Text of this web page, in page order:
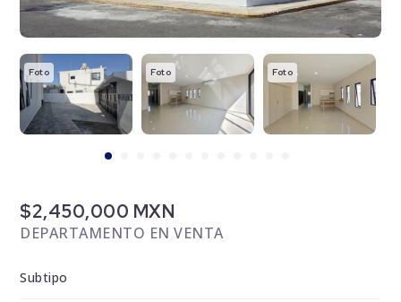
Foto Foto Foto
$2,450,000 MXN
DEPARTAMENTO EN VENTA
Subtipo